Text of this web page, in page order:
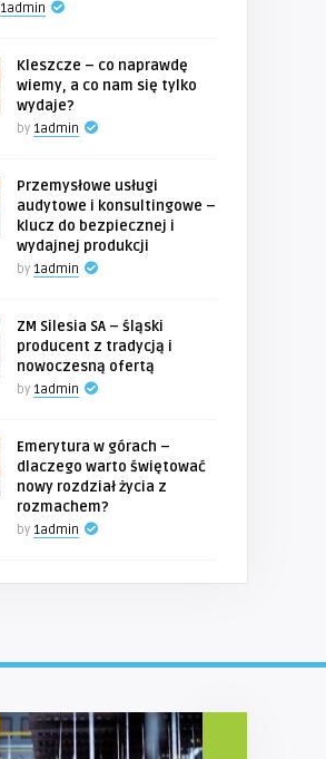
1admin
Kleszcze – co naprawdę
wiemy, a co nam się tylko
wydaje?
by 1admin
Przemysłowe usługi
audytowe i konsultingowe –
klucz do bezpiecznej i
wydajnej produkcji
by 1admin
ZM Silesia SA – śląski
producent z tradycją i
nowoczesną ofertą
by 1admin
Emerytura w górach –
dlaczego warto świętować
nowy rozdział życia z
rozmachem?
by 1admin